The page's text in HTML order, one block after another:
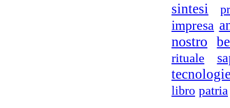
sintesi
impresa
nostro
rituale
libro patria